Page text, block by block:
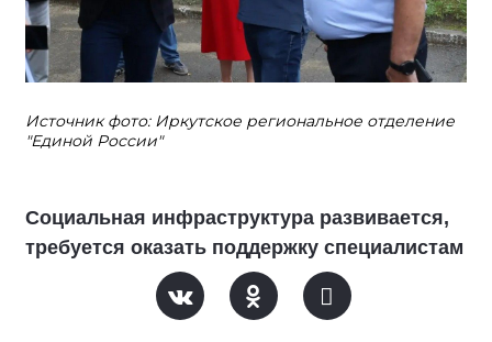
Источник фото: Иркутское региональное отделение
"Единой России"
Социальная инфраструктура развивается,
требуется оказать поддержку специалистам